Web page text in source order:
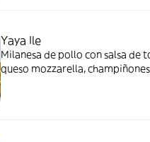
Yaya Ile
Milanesa de pollo con salsa de
queso mozzarella,